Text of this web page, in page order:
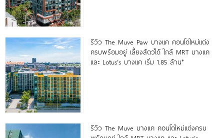
รีวิว The Muve Paw บางแค คอนโดใหม่แต่ง
ครบพร้อมอยู่ เลี้ยงสัตว์ได้ ใกล้ MRT บางแค
และ Lotus’s บางแค เริ่ม 1.85 ล้าน*
รีวิว The Muve บางแค คอนโดใหม่แต่งครบ